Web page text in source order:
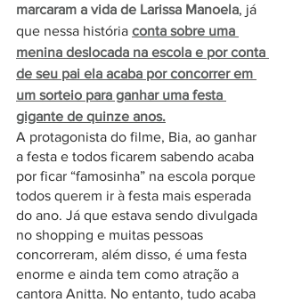
marcaram a vida de Larissa Manoela, já
que nessa história conta sobre uma
menina deslocada na escola e por conta
de seu pai ela acaba por concorrer em
um sorteio para ganhar uma festa
gigante de quinze anos.
A protagonista do filme, Bia, ao ganhar
a festa e todos ficarem sabendo acaba
por ficar “famosinha” na escola porque
todos querem ir à festa mais esperada
do ano. Já que estava sendo divulgada
no shopping e muitas pessoas
concorreram, além disso, é uma festa
enorme e ainda tem como atração a
cantora Anitta. No entanto, tudo acaba